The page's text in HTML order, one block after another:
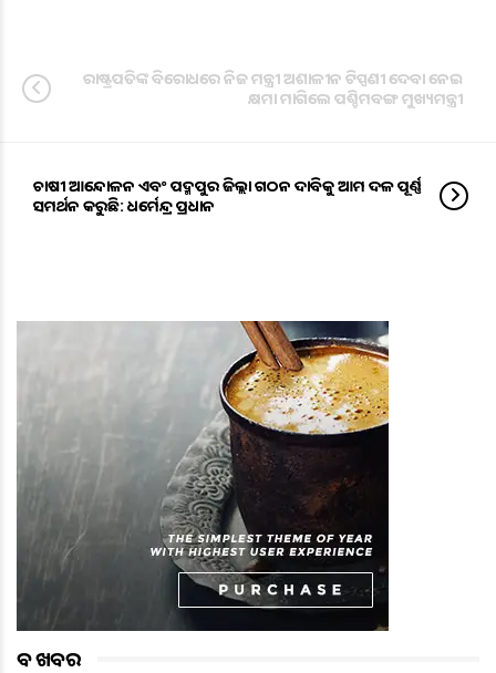
ରାଷ୍ଟ୍ରପତିଙ୍କ ବିରୋଧରେ ନିଜ ମନ୍ତ୍ରୀ ଅଶାଳୀନ ଟିପ୍ପଣୀ ଦେବା ନେଇ
କ୍ଷମା ମାଗିଲେ ପଶ୍ଚିମବଙ୍ଗ ମୁଖ୍ୟମନ୍ତ୍ରୀ
ଚାଷୀ ଆନ୍ଦୋଳନ ଏବଂ ପଦ୍ମପୁର ଜିଲ୍ଲା ଗଠନ ଦାବିକୁ ଆମ ଦଳ ପୂର୍ଣ୍ଣ
ସମର୍ଥନ କରୁଛି: ଧର୍ମେନ୍ଦ୍ର ପ୍ରଧାନ
ବଡ ଖବର